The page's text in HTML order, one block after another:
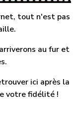
tout n'est pas
au fur et
ici après la
votre fidélité !